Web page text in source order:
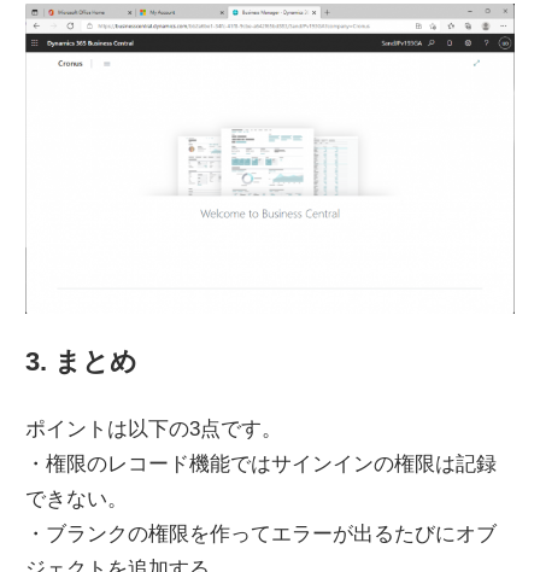
3. まとめ
ポイントは以下の3点です。
・権限のレコード機能ではサインインの権限は記録
できない。
・ブランクの権限を作ってエラーが出るたびにオブ